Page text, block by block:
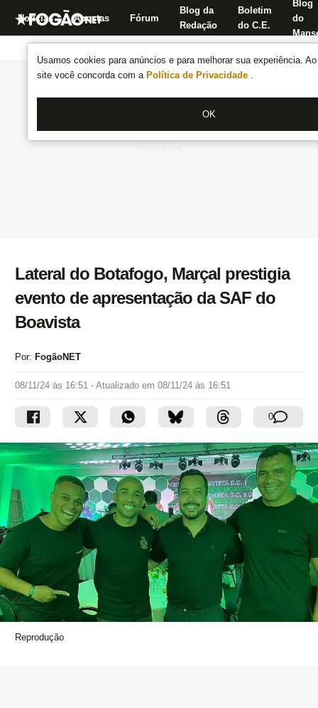
Usamos cookies para anúncios e para melhorar sua experiência.
site você concorda com a Política de Privacidade .
OK
Notícias Apostas Fórum
Blog da
Redação
Boletim
do C.E.
Blog
do
Lateral do Botafogo, Marçal prestigia
evento de apresentação da SAF do
Boavista
Por: FogãoNET
08/11/24 às 16:51 - Atualizado em 08/11/24 às 16:51
0
Reprodução